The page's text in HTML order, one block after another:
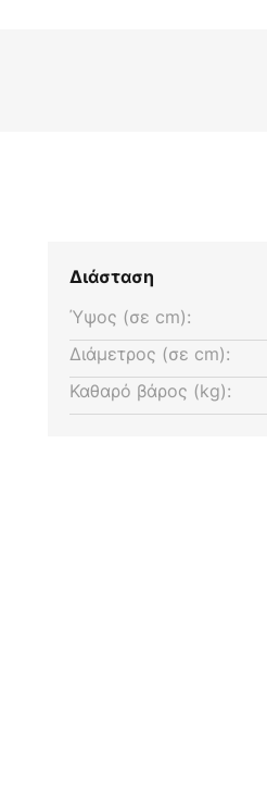
Διάσταση
Ύψος (σε cm):
Διάμετρος (σε cm):
Καθαρό βάρος (kg):